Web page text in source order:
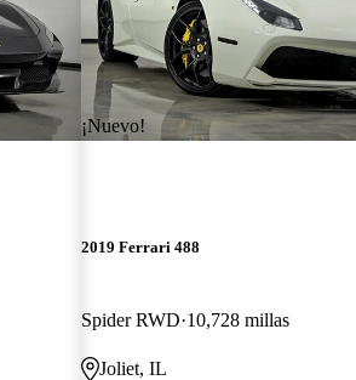
¡Nuevo!
2019 Ferrari 488
Spider RWD 10,728 millas
Joliet, IL